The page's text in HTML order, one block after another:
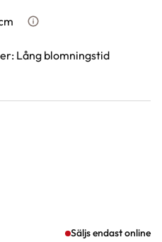
Hur vi mäter leveranshöjd på
: Lång blomningstid
Säljs endast online